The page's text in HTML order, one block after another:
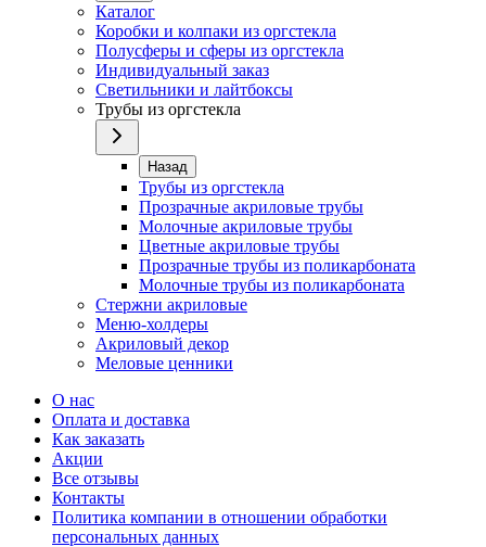
Каталог
Коробки и колпаки из оргстекла
Полусферы и сферы из оргстекла
Индивидуальный заказ
Светильники и лайтбоксы
Трубы из оргстекла
Назад
Трубы из оргстекла
Прозрачные акриловые трубы
Молочные акриловые трубы
Цветные акриловые трубы
Прозрачные трубы из поликарбоната
Молочные трубы из поликарбоната
Стержни акриловые
Меню-холдеры
Акриловый декор
Меловые ценники
О нас
Оплата и доставка
Как заказать
Акции
Все отзывы
Контакты​
Политика компании в отношении обработки
персональных данных